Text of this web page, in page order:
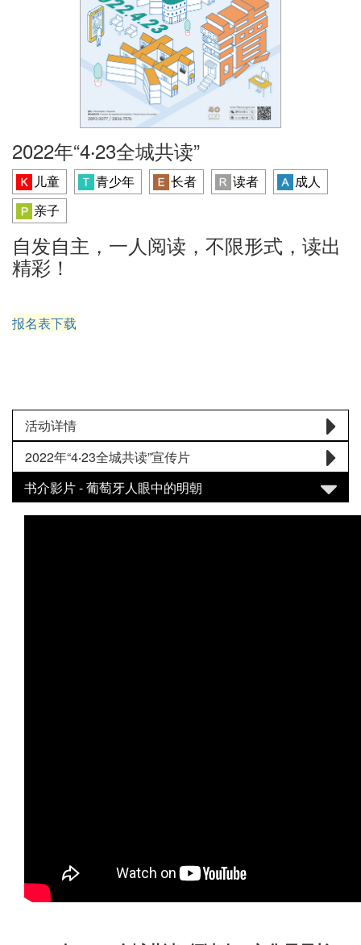
2022年“4‧23全城共读”
儿童 青少年 长者 读者
成人
亲子
自发自主，一人阅读，不限形式，读出
精彩！
报名表下载
活动详情
2022年“4‧23全城共读”宣传片
书介影片 - 葡萄牙人眼中的明朝